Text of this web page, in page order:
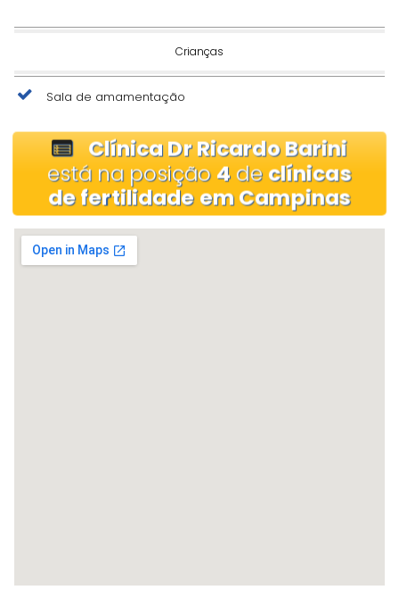
Crianças
Sala de amamentação
Clínica Dr Ricardo Barini
está na posição 4declínicas
de fertilidade em Campinas